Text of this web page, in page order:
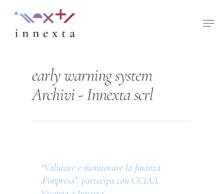
early warning system
Archivi - Innexta scrl
“Valutare e monitorare la finanza
d’impresa”: partecipa con CCIAA